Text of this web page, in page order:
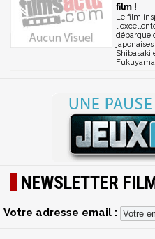
film !
Le film
débarque
Shibasaki
NEWSLETTER
Votre adresse email :